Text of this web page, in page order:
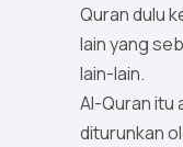
Quran dulu
lain yang
lain-lain.
Al-Quran itu
diturunkan